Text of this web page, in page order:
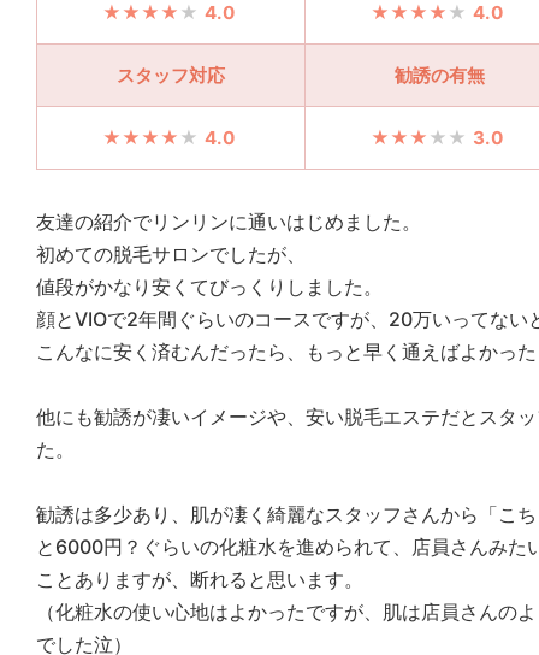
4.0 4.0
スタッフ対応 勧誘の有無
4.0 3.0
友達の紹介でリンリンに通いはじめました。
初めての脱毛サロンでしたが、
値段がかなり安くてびっくりしました。
顔とVIOで2年間ぐらいのコースですが、20万いってない
こんなに安く済むんだったら、もっと早く通えばよかっ
他にも勧誘が凄いイメージや、安い脱毛エステだとスタ
た。
勧誘は多少あり、肌が凄く綺麗なスタッフさんから「こ
と6000円？ぐらいの化粧水を進められて、店員さんみた
ことありますが、断れると思います。
（化粧水の使い心地はよかったですが、肌は店員さんの
でした泣）